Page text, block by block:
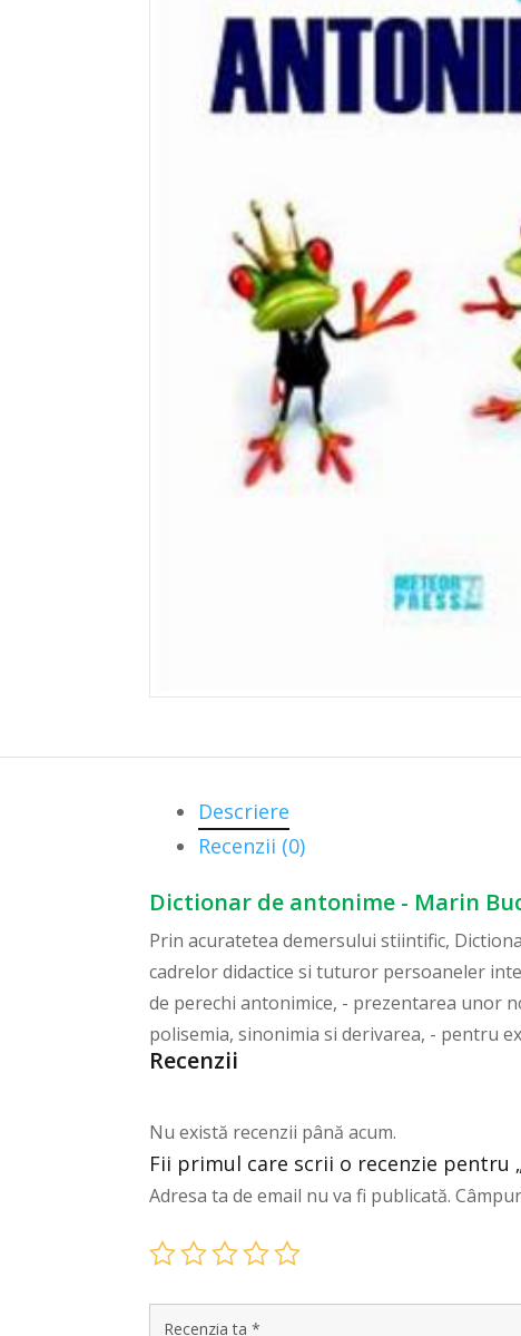
Descriere
Recenzii (0)
Dictionar de antonime - Marin
Prin acuratetea demersului stiintific,
cadrelor didactice si tuturor persoaneler
de perechi antonimice, - prezentarea unor
polisemia, sinonimia si derivarea, - pentru
Recenzii
Nu există recenzii până acum.
Fii primul care scrii o recenzie pentru
Adresa ta de email nu va fi publicată.